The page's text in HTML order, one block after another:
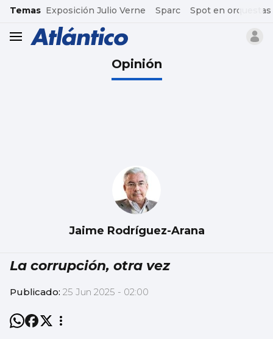
common.go-to-content
Temas Exposición Julio Verne Sparc Spot en orquestas
header.menu.open
Opinión
Jaime Rodríguez-Arana
La corrupción, otra vez
Publicado: 25 Jun 2025 - 02:00